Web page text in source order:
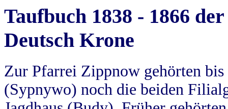
Taufbuch 1838 - 1866
Deutsch Krone
Zur Pfarrei Zippnow gehörten
(Sypnywo) noch die beiden